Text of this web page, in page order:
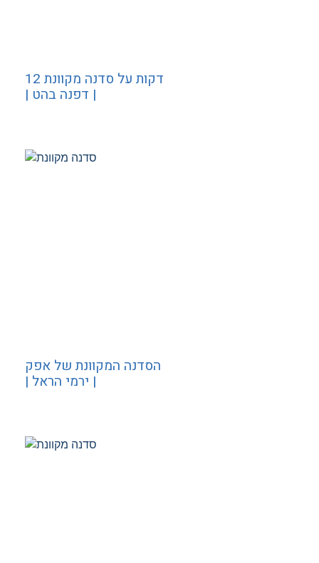
12 דקות על סדנה מקוונת
| דפנה בהט |
הסדנה המקוונת של אפק
| ירמי הראל |